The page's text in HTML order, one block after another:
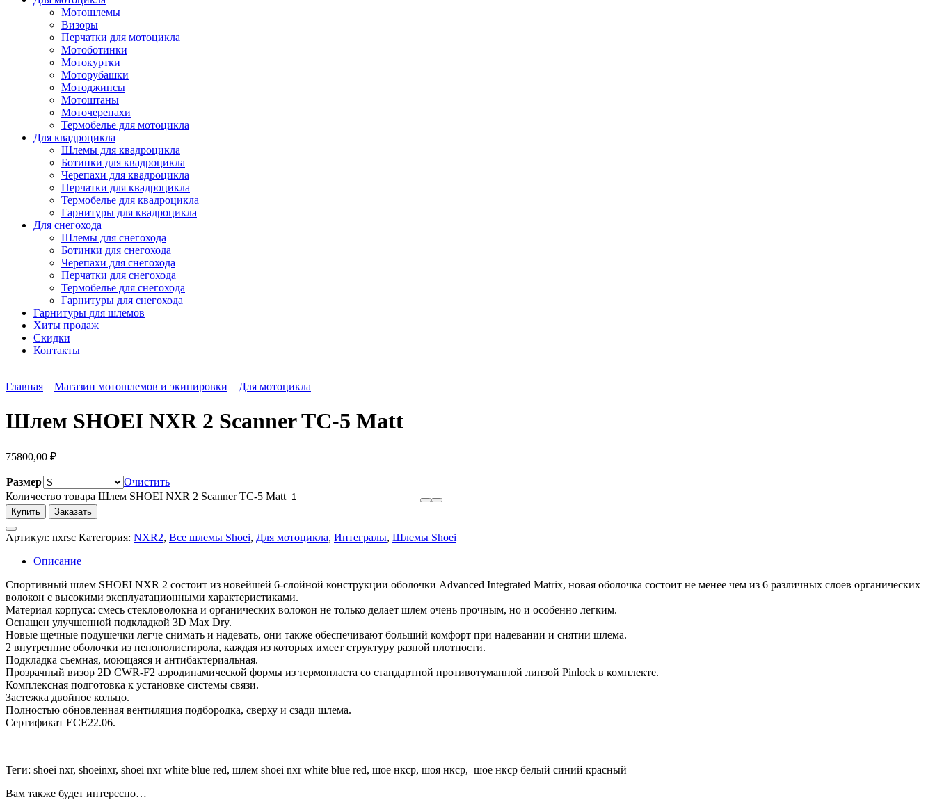
Мотошлемы
Визоры
Перчатки для мотоцикла
Мотоботинки
Мотокуртки
Моторубашки
Мотоджинсы
Мотоштаны
Моточерепахи
Термобелье для мотоцикла
Для квадроцикла
Шлемы для квадроцикла
Ботинки для квадроцикла
Черепахи для квадроцикла
Перчатки для квадроцикла
Термобелье для квадроцикла
Гарнитуры для квадроцикла
Для снегохода
Шлемы для снегохода
Ботинки для снегохода
Черепахи для снегохода
Перчатки для снегохода
Термобелье для снегохода
Гарнитуры для снегохода
Гарнитуры для шлемов
Хиты продаж
Скидки
Контакты
Главная Магазин мотошлемов и экипировки Для мотоцикла
Шлем SHOEI NXR 2 Scanner TC-5 Matt
75800,00 ₽
Размер
Очистить
Количество товара Шлем SHOEI NXR 2 Scanner TC-5 Matt
Купить Заказать
Артикул: nxrsc Категория: NXR2, Все шлемы Shoei, Для мотоцикла, Интегралы, Шлемы Shoei
Описание
Спортивный шлем SHOEI NXR 2 состоит из новейшей 6-слойной конструкции оболочки Advanced Integrated Matrix, новая оболочка состоит не менее чем из 6 различных слоев органических
волокон с высокими эксплуатационными характеристиками.
Материал корпуса: смесь стекловолокна и органических волокон не только делает шлем очень прочным, но и особенно легким.
Оснащен улучшенной подкладкой 3D Max Dry.
Новые щечные подушечки легче снимать и надевать, они также обеспечивают больший комфорт при надевании и снятии шлема.
2 внутренние оболочки из пенополистирола, каждая из которых имеет структуру разной плотности.
Подкладка съемная, моющаяся и антибактериальная.
Прозрачный визор 2D CWR-F2 аэродинамической формы из термопласта со стандартной противотуманной линзой Pinlock в комплекте.
Комплексная подготовка к установке системы связи.
Застежка двойное кольцо.
Полностью обновленная вентиляция подбородка, сверху и сзади шлема.
Сертификат ECE22.06.
Теги: shoei nxr, shoeinxr, shoei nxr white blue red, шлем shoei nxr white blue red, шое нкср, шоя нкср, шое нкср белый синий красный
Вам также будет интересно…